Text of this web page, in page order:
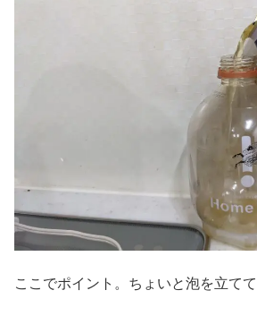
ここでポイント。ちょいと泡を立てて